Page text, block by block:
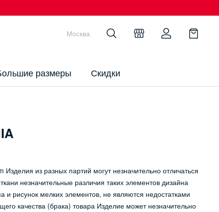
размеры Скидки
Москва
из разных партий могут незначительно отличаться
незначительные различия таких элементов дизайна
и рисунок мелких элементов, не являются недостатками
качества (брака) товара Изделие может незначительно